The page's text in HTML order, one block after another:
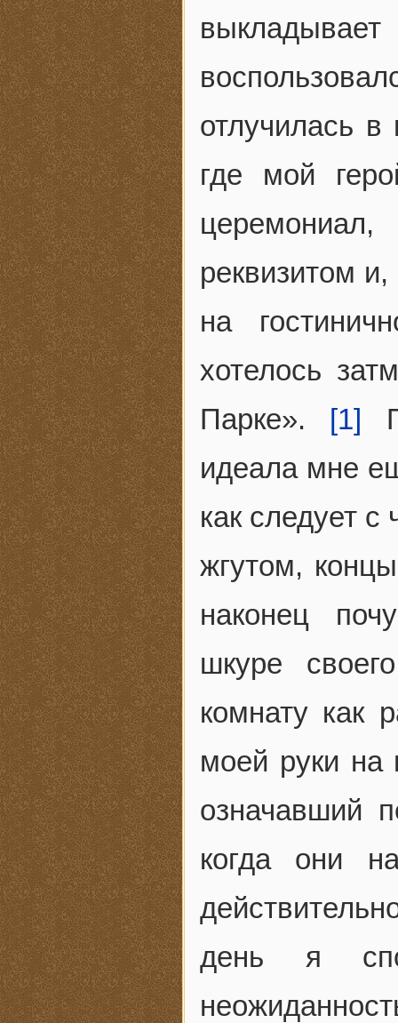
отлучилась в
где мой
реквизитом
на
хотелось
Парке». [1]
идеала мне
как следует
жгутом,
наконец
шкуре
комнату как
моей руки на
означавший
когда они
день я